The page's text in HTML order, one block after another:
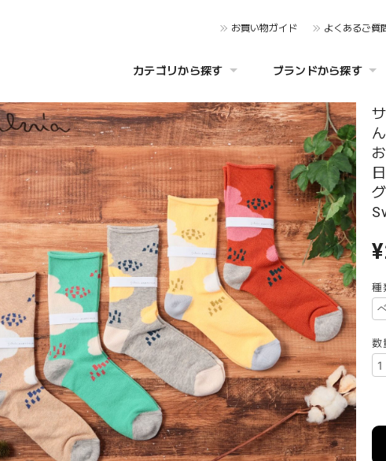
お買い物ガイド よくあるご質
カテゴリから探す ブランドから探す
種
数